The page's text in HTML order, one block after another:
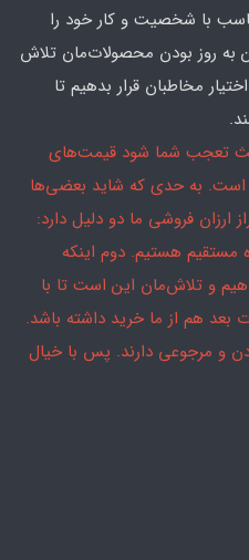
با شخصیت و کار خود را
به روز بودن محصولات‌مان تلاش
مخاطبان قرار بدهیم تا
تعجب شما شود قیمت‌های
است. به حدی که شاید بعضی‌ها
ارزان فروشی ما دو دلیل دارد:
مستقیم هستیم. دوم اینکه
و تلاش‌مان این است تا با
هم از ما خرید داشته باشد.
و مرجوعی دارند. پس با خیال